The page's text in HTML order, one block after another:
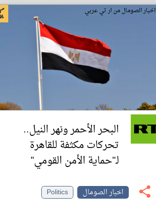
اخبار الصومال من ار تي عربي
البحر الأحمر ونهر النيل..
تحركات مكثفة للقاهرة
لـ"حماية الأمن القومي"
اخبار الصومال
Politics